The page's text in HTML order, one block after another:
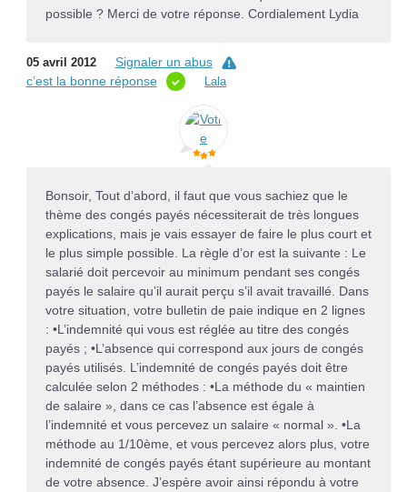
possible ? Merci de votre réponse. Cordialement Lydia
05 avril 2012
Signaler un abus
c’est la bonne réponse
Lala
Bonsoir, Tout d’abord, il faut que vous sachiez que le
thème des congés payés nécessiterait de très longues
explications, mais je vais essayer de faire le plus court et
le plus simple possible. La règle d’or est la suivante : Le
salarié doit percevoir au minimum pendant ses congés
payés le salaire qu’il aurait perçu s’il avait travaillé. Dans
votre situation, votre bulletin de paie indique en 2 lignes
: •L’indemnité qui vous est réglée au titre des congés
payés ; •L’absence qui correspond aux jours de congés
payés utilisés. L’indemnité de congés payés doit être
calculée selon 2 méthodes : •La méthode du « maintien
de salaire », dans ce cas l’absence est égale à
l’indemnité et vous percevez un salaire « normal ». •La
méthode au 1/10ème, et vous percevez alors plus, votre
indemnité de congés payés étant supérieure au montant
de votre absence. J’espère avoir ainsi répondu à votre